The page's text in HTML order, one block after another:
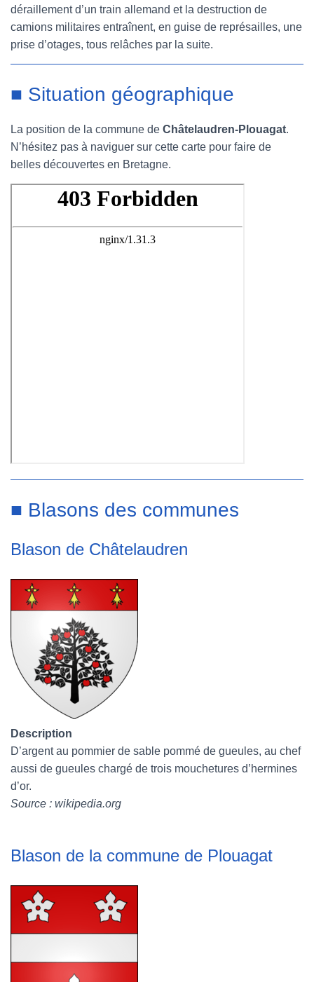
déraillement d’un train allemand et la destruction de
camions militaires entraînent, en guise de représailles, une
prise d’otages, tous relâches par la suite.
■ Situation géographique
La position de la commune de Châtelaudren-Plouagat.
N’hésitez pas à naviguer sur cette carte pour faire de
belles découvertes en Bretagne.
■ Blasons des communes
Blason de Châtelaudren
Description
D’argent au pommier de sable pommé de gueules, au chef
aussi de gueules chargé de trois mouchetures d’hermines
d’or.
Source : wikipedia.org
Blason de la commune de Plouagat